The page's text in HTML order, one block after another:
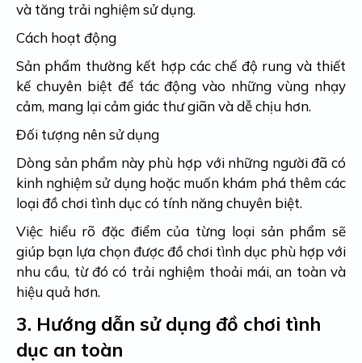
và tăng trải nghiệm sử dụng.
Cách hoạt động
Sản phẩm thường kết hợp các chế độ rung và thiết
kế chuyên biệt để tác động vào những vùng nhạy
cảm, mang lại cảm giác thư giãn và dễ chịu hơn.
Đối tượng nên sử dụng
Dòng sản phẩm này phù hợp với những người đã có
kinh nghiệm sử dụng hoặc muốn khám phá thêm các
loại đồ chơi tình dục có tính năng chuyên biệt.
Việc hiểu rõ đặc điểm của từng loại sản phẩm sẽ
giúp bạn lựa chọn được đồ chơi tình dục phù hợp với
nhu cầu, từ đó có trải nghiệm thoải mái, an toàn và
hiệu quả hơn.
3. Hướng dẫn sử dụng đồ chơi tình
dục an toàn